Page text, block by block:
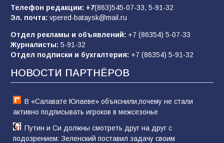
80 02.08.2026
В России ответили на заявления Зеленского о
новой мобилизации
74 31.07.2026
Телефон редакции: +7(863)545-07-33, 5-91-32
Эл. почта: vpered-bataysk@mail.ru
Отдел рекламы и объявлений: +7 (86354) 5-07-33
Журналисты: 5-91-32
Отдел подписки и бухгалтерия: +7 (86354) 5-91-32
НОВОСТИ ПАРТНЁРОВ
В «Салавате Юлаеве» объяснили,почему не стали
активно подписывать игроков в межсезонье
Путин и Си должны смотреть друг на друг с
подозрением: Зеленский поставил задачу своим